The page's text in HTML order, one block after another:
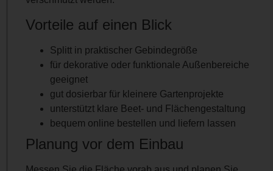
Vorteile auf einen Blick
Splitt in praktischer Gebindegröße
für dekorative oder funktionale Außenbereiche
geeignet
gut dosierbar für kleinere Gartenprojekte
unterstützt klare Beet- und Flächengestaltung
bequem online bestellen und liefern lassen
Planung vor dem Einbau